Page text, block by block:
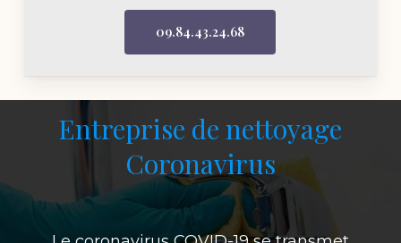
09.84.43.24.68
Entreprise de nettoyage
Coronavirus